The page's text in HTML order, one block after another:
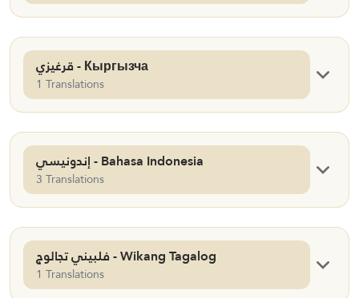
قرغيزي - Кыргызча
1 Translations
إندونيسي - Bahasa Indonesia
3 Translations
فلبيني تجالوج - Wikang Tagalog
1 Translations